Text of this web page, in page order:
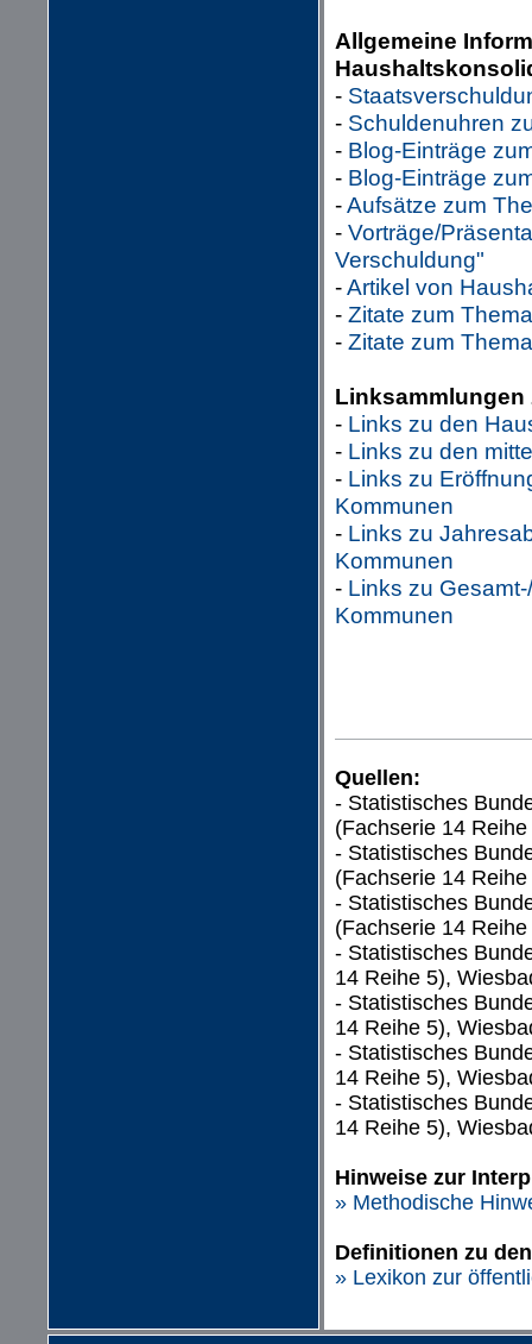
Allgemeine
-
- Schuldenuhren
- Blog-Einträge
- Blog-Einträge
-Aufsätze zum
- Vorträge/
Verschuldung"
-Artikel von
- Zitate zum
- Zitate zum
Linksammlungen
- Links zu den
- Links zu den
- Links zu
Kommunen
- Links zu
Kommunen
- Links zu
Kommunen
Quellen:
- Statistisches
(Fachserie 14
- Statistisches
(Fachserie 14
- Statistisches
(Fachserie 14
- Statistisches
14 Reihe 5),
- Statistisches
14 Reihe 5),
- Statistisches
14 Reihe 5),
- Statistisches
14 Reihe 5),
Hinweise zur
» Methodische
Definitionen zu
» Lexikon zur